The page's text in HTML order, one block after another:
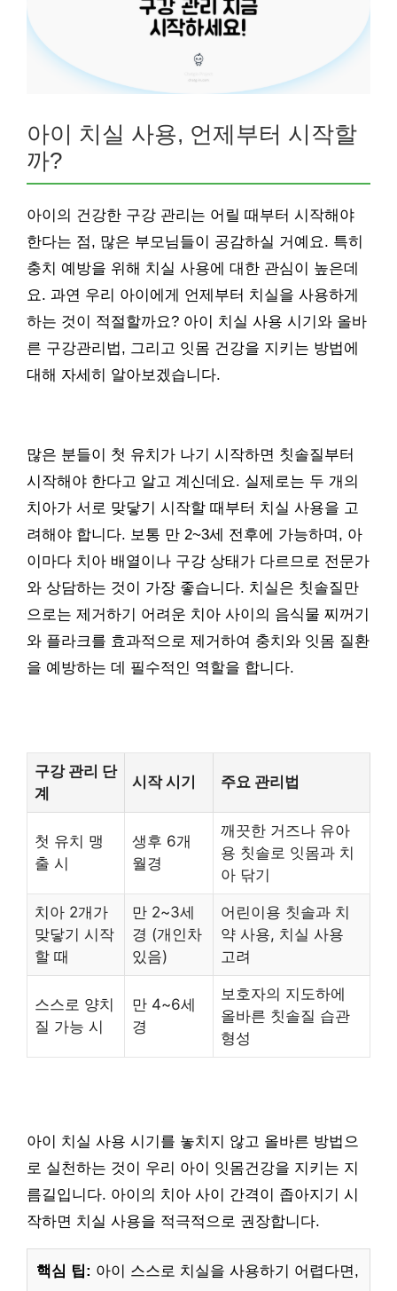
아이 치실 사용, 언제부터 시작할
까?
아이의 건강한 구강 관리는 어릴 때부터 시작해야
한다는 점, 많은 부모님들이 공감하실 거예요. 특히
충치 예방을 위해 치실 사용에 대한 관심이 높은데
요. 과연 우리 아이에게 언제부터 치실을 사용하게
하는 것이 적절할까요? 아이 치실 사용 시기와 올바
른 구강관리법, 그리고 잇몸 건강을 지키는 방법에
대해 자세히 알아보겠습니다.
많은 분들이 첫 유치가 나기 시작하면 칫솔질부터
시작해야 한다고 알고 계신데요. 실제로는 두 개의
치아가 서로 맞닿기 시작할 때부터 치실 사용을 고
려해야 합니다. 보통 만 2~3세 전후에 가능하며, 아
이마다 치아 배열이나 구강 상태가 다르므로 전문가
와 상담하는 것이 가장 좋습니다. 치실은 칫솔질만
으로는 제거하기 어려운 치아 사이의 음식물 찌꺼기
와 플라크를 효과적으로 제거하여 충치와 잇몸 질환
을 예방하는 데 필수적인 역할을 합니다.
구강 관리 단
계
시작 시기 주요 관리법
첫 유치 맹
출 시
생후 6개
월경
깨끗한 거즈나 유아
용 칫솔로 잇몸과 치
아 닦기
치아 2개가
맞닿기 시작
할 때
만 2~3세
경 (개인차
있음)
어린이용 칫솔과 치
약 사용, 치실 사용
고려
스스로 양치
질 가능 시
만 4~6세
경
보호자의 지도하에
올바른 칫솔질 습관
형성
아이 치실 사용 시기를 놓치지 않고 올바른 방법으
로 실천하는 것이 우리 아이 잇몸건강을 지키는 지
름길입니다. 아이의 치아 사이 간격이 좁아지기 시
작하면 치실 사용을 적극적으로 권장합니다.
핵심 팁: 아이 스스로 치실을 사용하기 어렵다면,